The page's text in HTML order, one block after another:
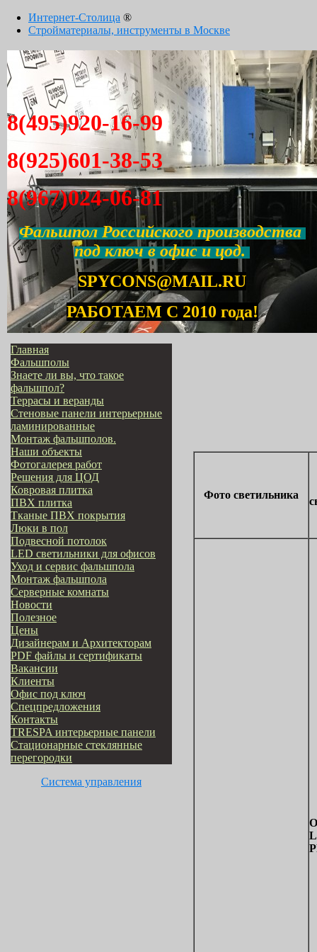
Интернет-Столица ®
Стройматериалы, инструменты в Москве
8(495)920-16-99
8(925)601-38-53
8(967)024-06-81
Фальшпол Российского производства
под ключ в офис и цод.
SPYCONS@MAIL.RU
РАБОТАЕМ С 2010 года!
Главная
Фальшполы
Знаете ли вы, что такое
фальшпол?
Террасы и веранды
Стеновые панели интерьерные
ламинированные
Монтаж фальшполов.
Наши объекты
Фотогалерея работ
Решения для ЦОД
Ковровая плитка
ПВХ плитка
Тканые ПВХ покрытия
Люки в пол
Подвесной потолок
LED светильники для офисов
Уход и сервис фальшпола
Монтаж фальшпола
Серверные комнаты
Новости
Полезное
Цены
Дизайнерам и Архитекторам
PDF файлы и сертификаты
Вакансии
Клиенты
Офис под ключ
Cпецпредложения
Контакты
TRESPA интерьерные панели
Стационарные стеклянные
перегородки
Система управления
Фото светильника